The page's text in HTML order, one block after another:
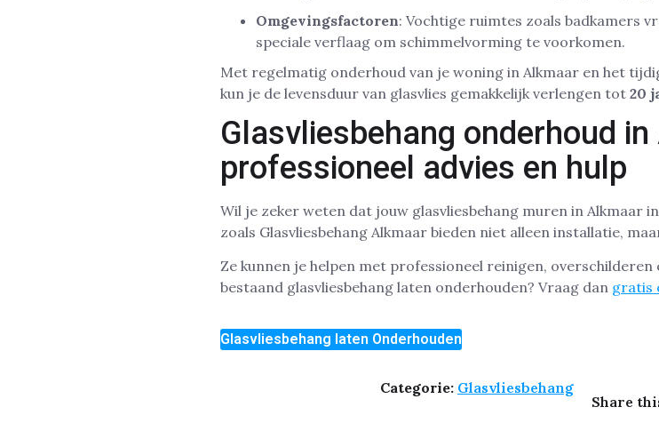
Omgevingsfactoren: Vochtige ruimtes zoals badkamers
speciale verflaag om schimmelvorming te voorkomen.
Met regelmatig onderhoud van je woning in Alkmaar en het
kun je de levensduur van glasvlies gemakkelijk verlengen tot 20
Glasvliesbehang onderhoud
professioneel advies en hulp
Wil je zeker weten dat jouw glasvliesbehang muren in Alkmaar
zoals Glasvliesbehang Alkmaar bieden niet alleen installatie,
Ze kunnen je helpen met professioneel reinigen, overschilderen
bestaand glasvliesbehang laten onderhouden? Vraag dan gratis
Glasvliesbehang laten Onderhouden
Categorie: Glasvliesbehang
Share